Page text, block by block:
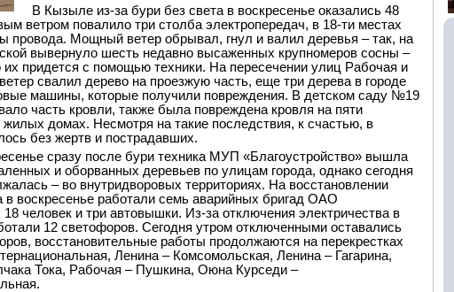
В Кызыле из-за бури без света в воскресенье оказались 48
ветром повалило три столба электропередач, в 18-ти местах
провода. Мощный ветер обрывал, гнул и валил деревья – так, на
вывернуло шесть недавно высаженных крупномеров сосны –
их придется с помощью техники. На пересечении улиц Рабочая и
свалил дерево на проезжую часть, еще три дерева в городе
машины, которые получили повреждения. В детском саду №19
часть кровли, также была повреждена кровля на пяти
жилых домах. Несмотря на такие последствия, к счастью, в
без жертв и пострадавших.
сразу после бури техника МУП «Благоустройство» вышла
и оборванных деревьев по улицам города, однако сегодня
– во внутридворовых территориях. На восстановлении
в воскресенье работали семь аварийных бригад ОАО
18 человек и три автовышки. Из-за отключения электричества в
12 светофоров. Сегодня утром отключенными оставались
восстановительные работы продолжаются на перекрестках
Ленина – Комсомольская, Ленина – Гагарина,
Тока, Рабочая – Пушкина, Оюна Курседи –